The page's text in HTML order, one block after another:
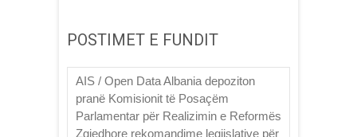
POSTIMET E FUNDIT
AIS / Open Data Albania depoziton
pranë Komisionit të Posaçëm
Parlamentar për Realizimin e Reformës
Zgjedhore rekomandime legjislative për